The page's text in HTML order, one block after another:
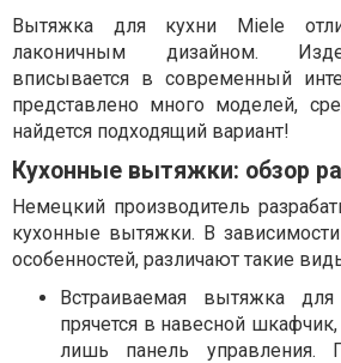
Вытяжка для кухни Miele
лаконичным дизайном.
вписывается в современный
представлено много моделей,
найдется подходящий вариант!
Кухонные вытяжки: обзор
Немецкий производитель
кухонные вытяжки. В
особенностей, различают такие
Встраиваемая вытяжка
прячется в навесной
лишь панель управления.